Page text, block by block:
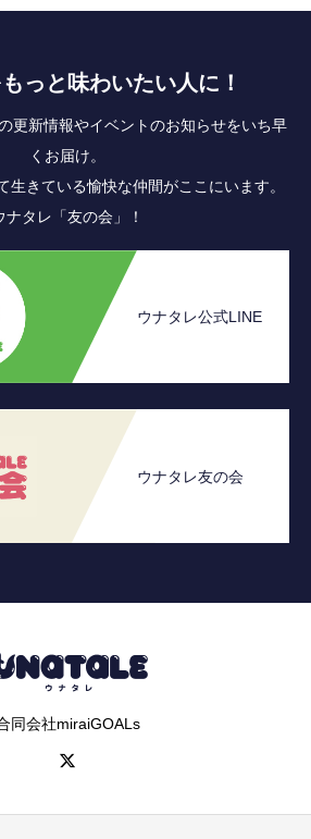
っと味わいたい人に！
更新情報やイベントのお知らせをいち早
くお届け。
生きている愉快な仲間がここにいます。
ナタレ「友の会」！
ウナタレ公式LINE
ウナタレ友の会
同会社miraiGOALs